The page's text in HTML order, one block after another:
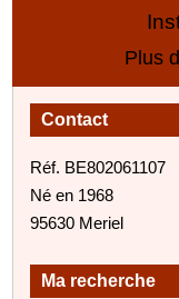
Plus
Contact
Réf. BE802061107
Né en 1968
95630 Meriel
Ma recherche